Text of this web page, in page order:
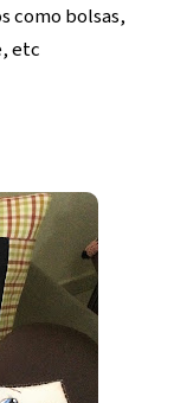
como bolsas,
etc